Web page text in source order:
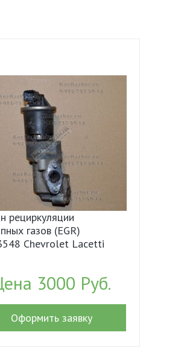
рециркуляции
газов (EGR)
Chevrolet Lacetti
3000 Руб.
Оформить заявку